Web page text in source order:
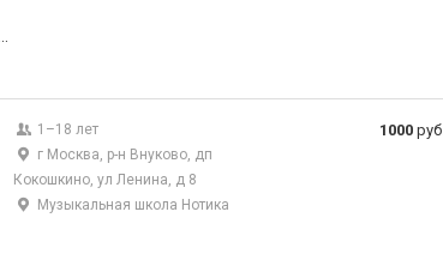
1–18 лет
г Москва, р-н Внуково, дп
Кокошкино, ул Ленина, д 8
Музыкальная школа Нотика
1000